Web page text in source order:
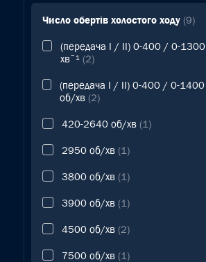
Число обертів холостого ходу (9)
(передача I / II) 0-400 / 0-1300
хвˉ¹ (2)
(передача I / II) 0-400 / 0-1400
об/хв (2)
420-2640 об/хв (1)
2950 об/хв (1)
3800 об/хв (1)
3900 об/хв (1)
4500 об/хв (2)
7500 об/хв (1)